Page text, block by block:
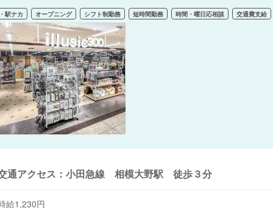
駅ナカ オープニング シフト制勤務 短時間勤務 時間・曜日応相談 交通費支給
通アクセス：小田急線 相模大野駅 徒歩３分
給1,230円